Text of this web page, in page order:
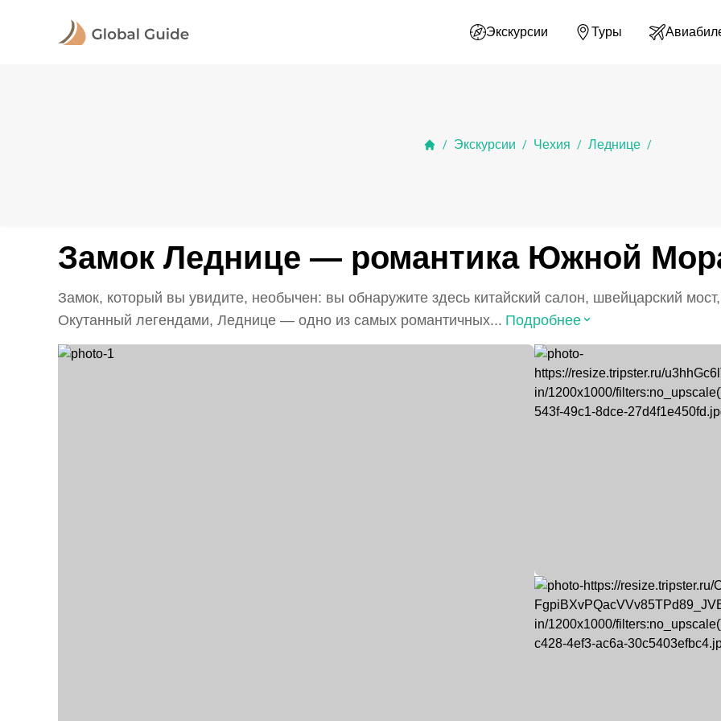
Экскурсии Туры
/ Экскурсии / Чехия / Леднице /
Замок Леднице — романтика Южной
Замок, который вы увидите, необычен: вы обнаружите здесь китайский салон, швейцарский
Окутанный легендами, Леднице — одно из самых романтичных... Подробнее⌃